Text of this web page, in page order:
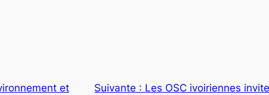
et
Suivante : Les OSC ivoiriennes